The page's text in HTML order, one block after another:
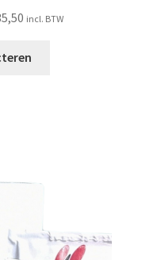
Huidige
is:
incl. BTW